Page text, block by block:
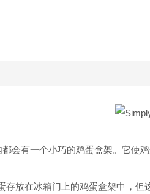
会有一个小巧的鸡蛋盒架。它使
存放在冰箱门上的鸡蛋盒架中，但